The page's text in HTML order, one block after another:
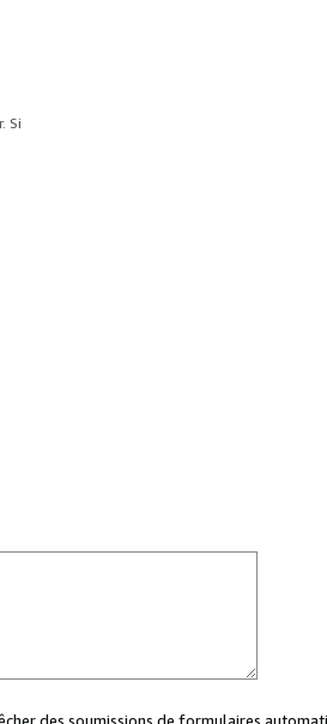
Si